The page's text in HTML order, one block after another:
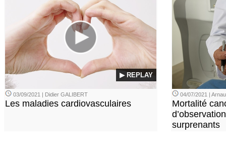
▶ REPLAY
03/09/2021 | Didier GALIBERT
Les maladies cardiovasculaires
04/07/2021 |
Mortalité
surprenants